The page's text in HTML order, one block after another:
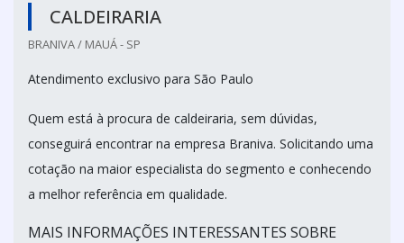
CALDEIRARIA
BRANIVA / MAUÁ - SP
Atendimento exclusivo para São Paulo
Quem está à procura de caldeiraria, sem dúvidas,
conseguirá encontrar na empresa Braniva. Solicitando uma
cotação na maior especialista do segmento e conhecendo
a melhor referência em qualidade.
MAIS INFORMAÇÕES INTERESSANTES SOBRE